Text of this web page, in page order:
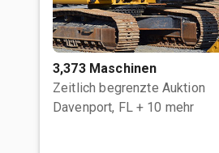
3,373 Maschinen
Zeitlich begrenzte Auktion
Davenport, FL + 10 mehr